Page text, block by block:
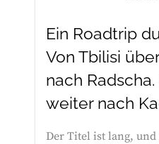
Ein Roadtrip
Von Tbilisi
nach
weiter nach
Der Titel ist lang, und